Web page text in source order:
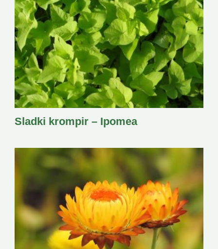
Sladki krompir – Ipomea